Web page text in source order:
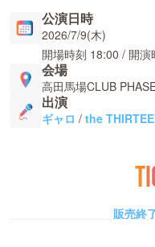
公演日時
2026/7/9(木)
開場時刻 18:00 / 開演
会場
高田馬場CLUB
出演
ギャロ / the
販売終